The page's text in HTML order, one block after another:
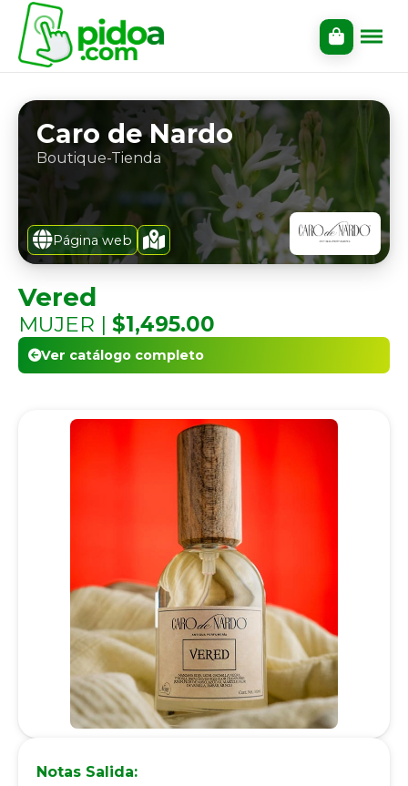
Caro de Nardo
Boutique-Tienda
Página web
Vered
MUJER | $1,495.00
Ver catálogo completo
Notas Salida: